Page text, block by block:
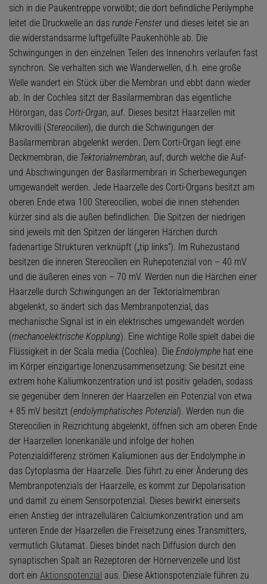
sich in die Paukentreppe vorwölbt; die dort befindliche Perilymphe
leitet die Druckwelle an das runde Fenster und dieses leitet sie an
die widerstandsarme luftgefüllte Paukenhöhle ab. Die
Schwingungen in den einzelnen Teilen des Innenohrs verlaufen fast
synchron. Sie verhalten sich wie Wanderwellen, d.h. eine große
Welle wandert ein Stück über die Membran und ebbt dann wieder
ab. In der Cochlea sitzt der Basilarmembran das eigentliche
Hörorgan, das Corti-Organ, auf. Dieses besitzt Haarzellen mit
Mikrovilli (Stereocilien), die durch die Schwingungen der
Basilarmembran abgelenkt werden. Dem Corti-Organ liegt eine
Deckmembran, die Tektorialmembran, auf, durch welche die Auf-
und Abschwingungen der Basilarmembran in Scherbewegungen
umgewandelt werden. Jede Haarzelle des Corti-Organs besitzt am
oberen Ende etwa 100 Stereocilien, wobei die innen stehenden
kürzer sind als die außen befindlichen. Die Spitzen der niedrigen
sind jeweils mit den Spitzen der längeren Härchen durch
fadenartige Strukturen verknüpft („tip links“). Im Ruhezustand
besitzen die inneren Stereocilien ein Ruhepotenzial von – 40 mV
und die äußeren eines von – 70 mV. Werden nun die Härchen einer
Haarzelle durch Schwingungen an der Tektorialmembran
abgelenkt, so ändert sich das Membranpotenzial, das
mechanische Signal ist in ein elektrisches umgewandelt worden
(mechanoelektrische Kopplung). Eine wichtige Rolle spielt dabei die
Flüssigkeit in der Scala media (Cochlea). Die Endolymphe hat eine
im Körper einzigartige Ionenzusammensetzung: Sie besitzt eine
extrem hohe Kaliumkonzentration und ist positiv geladen, sodass
sie gegenüber dem Inneren der Haarzellen ein Potenzial von etwa
+ 85 mV besitzt (endolymphatisches Potenzial). Werden nun die
Stereocilien in Reizrichtung abgelenkt, öffnen sich am oberen Ende
der Haarzellen Ionenkanäle und infolge der hohen
Potenzialdifferenz strömen Kaliumionen aus der Endolymphe in
das Cytoplasma der Haarzelle. Dies führt zu einer Änderung des
Membranpotenzials der Haarzelle, es kommt zur Depolarisation
und damit zu einem Sensorpotenzial. Dieses bewirkt einerseits
einen Anstieg der intrazellulären Calciumkonzentration und am
unteren Ende der Haarzellen die Freisetzung eines Transmitters,
vermutlich Glutamat. Dieses bindet nach Diffusion durch den
synaptischen Spalt an Rezeptoren der Hörnervenzelle und löst
dort ein Aktionspotenzial aus. Diese Aktionspotenziale führen zu